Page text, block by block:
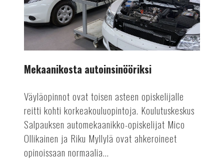
Mekaanikosta autoinsinööriksi
Väyläopinnot ovat toisen asteen opiskelijalle
reitti kohti korkeakouluopintoja. Koulutuskeskus
Salpauksen automekaanikko-opiskelijat Mico
Ollikainen ja Riku Myllylä ovat ahkeroineet
opinoissaan normaalia...